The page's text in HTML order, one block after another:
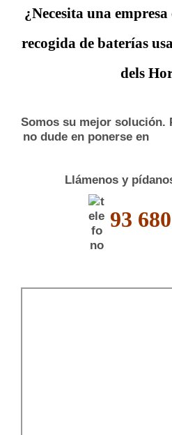
¿Necesita una
recogida de baterías
dels
Somos su mejor solución.
no dude en ponerse en
Llámenos y
93